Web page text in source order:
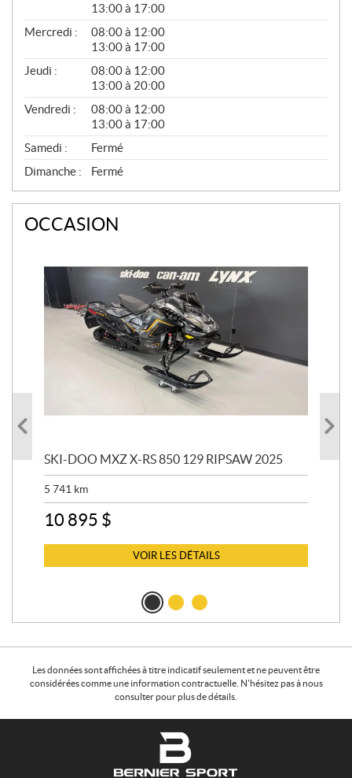
L
13:00 à 17:00
Mercredi :
08:00 à 12:00
13:00 à 17:00
Jeudi :
08:00 à 12:00
13:00 à 20:00
Vendredi :
08:00 à 12:00
13:00 à 17:00
Samedi :
Fermé
Dimanche :
Fermé
OCCASION
SKI-DOO MXZ X-RS 850 129 RIPSAW 2025
5 741 km
10 895 $
VOIR LES DÉTAILS
Les données sont affichées à titre indicatif seulement et ne peuvent être
considérées comme une information contractuelle. N'hésitez pas à nous
consulter pour plus de détails.